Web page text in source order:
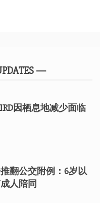
—
因栖息地减少面临
翻公交附例：6岁以
人陪同